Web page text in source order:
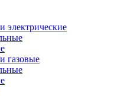
электрические
газовые